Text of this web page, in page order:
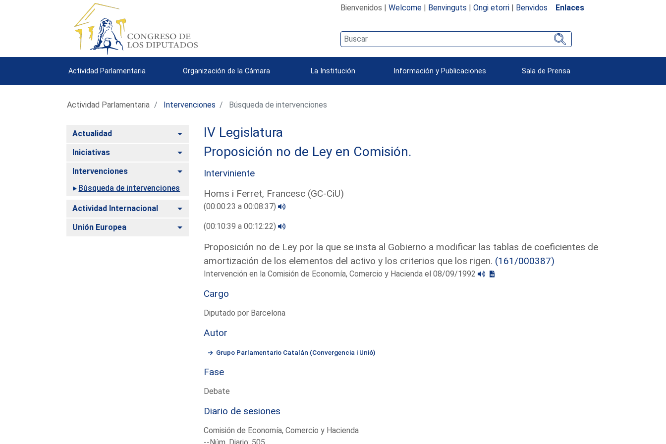
Bienvenidos | Welcome| Benvinguts | Ongi etorri| Benvidos Enlaces
Actividad Parlamentaria Organización de la Cámara La Institución Información y Publicaciones Sala de Prensa
Actividad Parlamentaria Intervenciones Búsqueda de intervenciones
Actualidad Alternar
Iniciativas Alternar
Intervenciones
Alternar
Búsqueda de intervenciones
Actividad Internacional Alternar
Unión Europea Alternar
IV Legislatura
Proposición no de Ley en Comisión.
Interviniente
Homs i Ferret, Francesc (GC-CiU)
(00:00:23 a 00:08:37)
(00:10:39 a 00:12:22)
Proposición no de Ley por la que se insta al Gobierno a modificar las tablas de coeficientes de
amortización de los elementos del activo y los criterios que los rigen. (161/000387)
Intervención en la Comisión de Economía, Comercio y Hacienda el 08/09/1992
Cargo
Diputado por Barcelona
Autor
Grupo Parlamentario Catalán (Convergencia i Unió)
Fase
Debate
Diario de sesiones
Comisión de Economía, Comercio y Hacienda
--Núm. Diario: 505